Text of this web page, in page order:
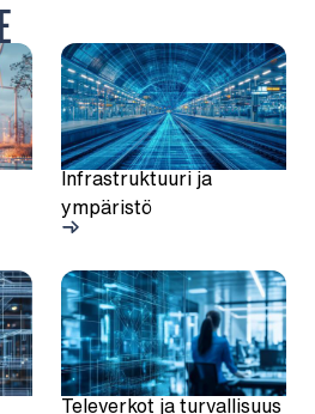
Infrastruktuuri ja
ympäristö
Televerkot ja turvallisuus